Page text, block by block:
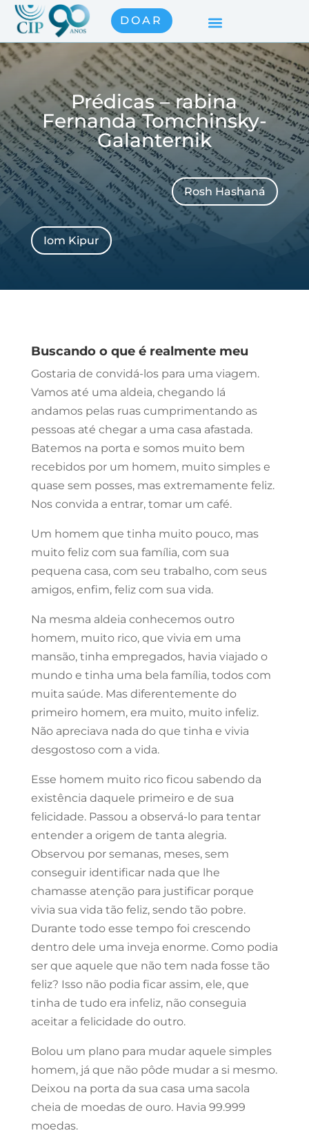
DOAR
Prédicas – rabina
Fernanda Tomchinsky-
Galanternik
Rosh Hashaná
Iom Kipur
Buscando o que é realmente meu
Gostaria de convidá-los para uma viagem.
Vamos até uma aldeia, chegando lá
andamos pelas ruas cumprimentando as
pessoas até chegar a uma casa afastada.
Batemos na porta e somos muito bem
recebidos por um homem, muito simples e
quase sem posses, mas extremamente feliz.
Nos convida a entrar, tomar um café.
Um homem que tinha muito pouco, mas
muito feliz com sua família, com sua
pequena casa, com seu trabalho, com seus
amigos, enfim, feliz com sua vida.
Na mesma aldeia conhecemos outro
homem, muito rico, que vivia em uma
mansão, tinha empregados, havia viajado o
mundo e tinha uma bela família, todos com
muita saúde. Mas diferentemente do
primeiro homem, era muito, muito infeliz.
Não apreciava nada do que tinha e vivia
desgostoso com a vida.
Esse homem muito rico ficou sabendo da
existência daquele primeiro e de sua
felicidade. Passou a observá-lo para tentar
entender a origem de tanta alegria.
Observou por semanas, meses, sem
conseguir identificar nada que lhe
chamasse atenção para justificar porque
vivia sua vida tão feliz, sendo tão pobre.
Durante todo esse tempo foi crescendo
dentro dele uma inveja enorme. Como podia
ser que aquele que não tem nada fosse tão
feliz? Isso não podia ficar assim, ele, que
tinha de tudo era infeliz, não conseguia
aceitar a felicidade do outro.
Bolou um plano para mudar aquele simples
homem, já que não pôde mudar a si mesmo.
Deixou na porta da sua casa uma sacola
cheia de moedas de ouro. Havia 99.999
moedas.